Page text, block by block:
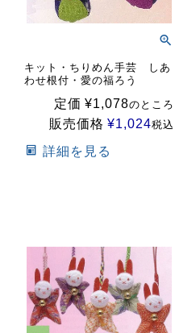
キット・ちりめん手芸 しあ
わせ根付・愛の福ろう
定価 ¥1,078のところ
販売価格 ¥1,024税込
詳細を見る